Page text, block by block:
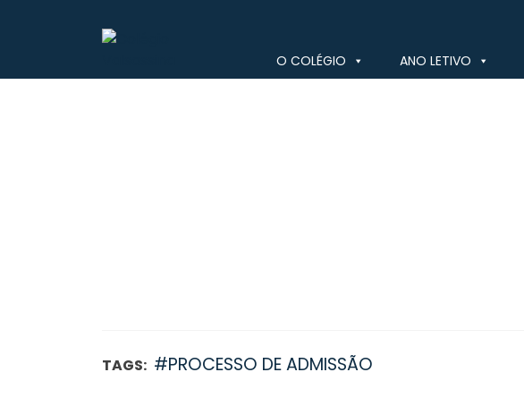
Colégio Valsassina
O COLÉGIO ANO LETIVO
TAGS: #PROCESSO DE ADMISSÃO